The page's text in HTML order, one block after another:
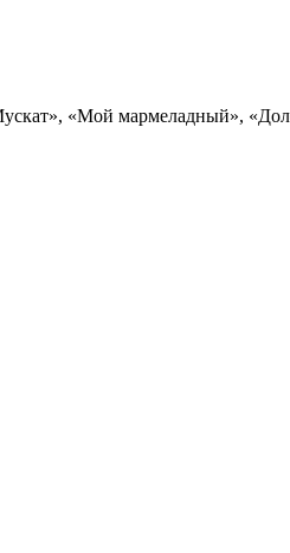
«Мой мармеладный»,